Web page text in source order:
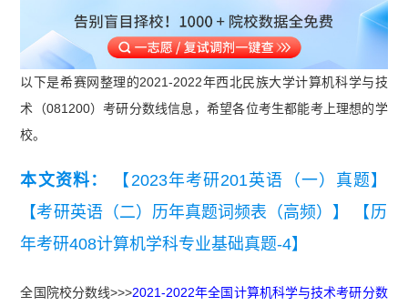
以下是希赛网整理的2021-2022年西北民族大学计算机科学与技
术（081200）考研分数线信息，希望各位考生都能考上理想的学
校。
本文资料：
【2023年考研201英语（一）真题】
【考研英语（二）历年真题词频表（高频）】
【历
年考研408计算机学科专业基础真题-4】
全国院校分数线>>>2021-2022年全国计算机科学与技术考研分数